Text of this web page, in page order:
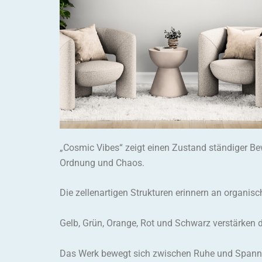
„Cosmic Vibes“ zeigt einen Zustand ständiger
Ordnung und Chaos.
Die zellenartigen Strukturen erinnern an
Gelb, Grün, Orange, Rot und Schwarz
Das Werk bewegt sich zwischen Ruhe und